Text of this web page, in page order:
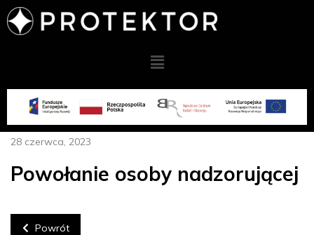
Powrót
28 czerwca, 2023
Powołanie osoby nadzorującej